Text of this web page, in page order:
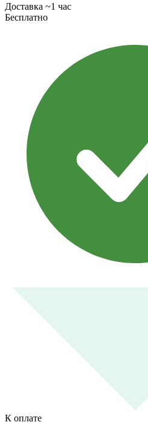
Доставка ~1 час
Бесплатно
К оплате